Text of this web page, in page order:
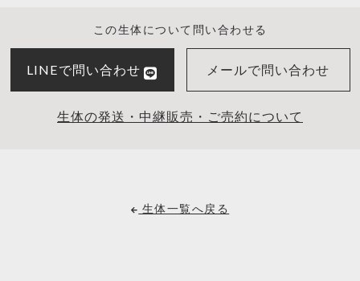
この生体について問い合わせる
LINEで問い合わせ メールで問い合わせ
生体の発送・中継販売・ご売約について
生体一覧へ戻る